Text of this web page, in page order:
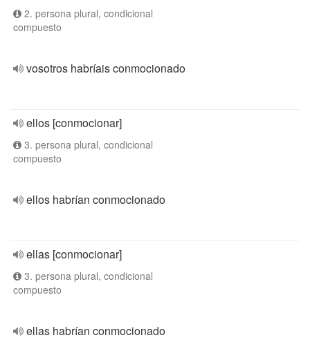
2. persona plural, condicional
compuesto
vosotros habríais conmocionado
ellos [conmocionar]
3. persona plural, condicional
compuesto
ellos habrían conmocionado
ellas [conmocionar]
3. persona plural, condicional
compuesto
ellas habrían conmocionado